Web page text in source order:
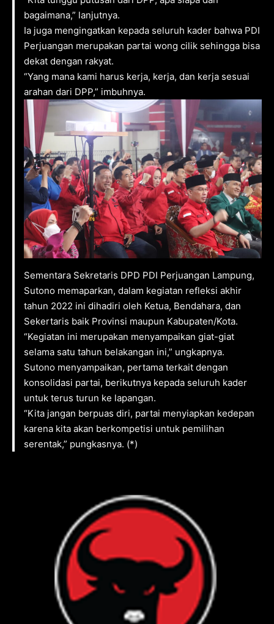
bagaimana,” lanjutnya.
Ia juga mengingatkan kepada seluruh kader bahwa PDI
Perjuangan merupakan partai wong cilik sehingga bisa
dekat dengan rakyat.
“Yang mana kami harus kerja, kerja, dan kerja sesuai
arahan dari DPP,” imbuhnya.
Sementara Sekretaris DPD PDI Perjuangan Lampung,
Sutono memaparkan, dalam kegiatan refleksi akhir
tahun 2022 ini dihadiri oleh Ketua, Bendahara, dan
Sekertaris baik Provinsi maupun Kabupaten/Kota.
“Kegiatan ini merupakan menyampaikan giat-giat
selama satu tahun belakangan ini,” ungkapnya.
Sutono menyampaikan, pertama terkait dengan
konsolidasi partai, berikutnya kepada seluruh kader
untuk terus turun ke lapangan.
“Kita jangan berpuas diri, partai menyiapkan kedepan
karena kita akan berkompetisi untuk pemilihan
serentak,” pungkasnya. (*)